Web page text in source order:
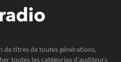
de titres de toutes générations,
toutes les catégories d’auditeurs